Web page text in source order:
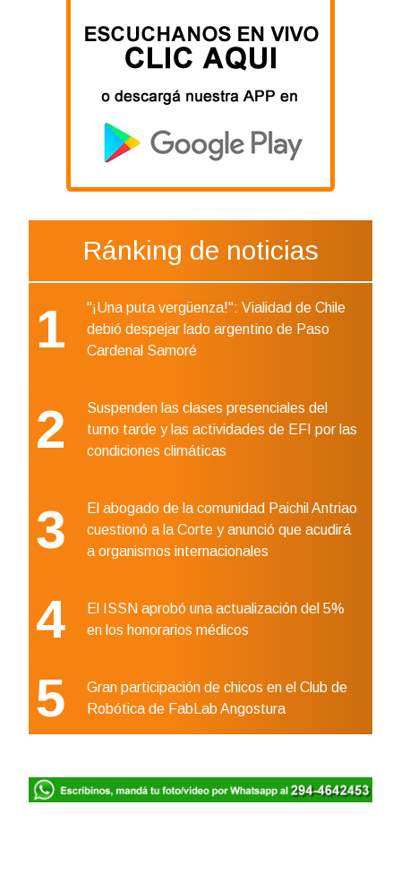
Ránking de noticias
1
"¡Una puta vergüenza!": Vialidad de Chile
debió despejar lado argentino de Paso
Cardenal Samoré
2
Suspenden las clases presenciales del
turno tarde y las actividades de EFI por las
condiciones climáticas
3
El abogado de la comunidad Paichil Antriao
cuestionó a la Corte y anunció que acudirá
a organismos internacionales
4
El ISSN aprobó una actualización del 5%
en los honorarios médicos
5
Gran participación de chicos en el Club de
Robótica de FabLab Angostura